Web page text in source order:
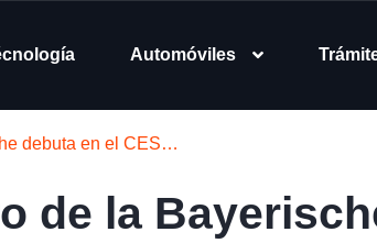
Automóviles
debuta en el CES…
de la